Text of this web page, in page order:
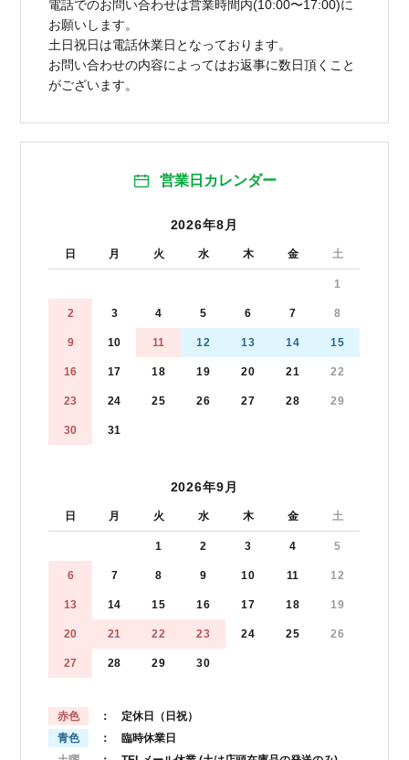
電話でのお問い合わせは営業時間内(10:00〜17:00)に
お願いします。
土日祝日は電話休業日となっております。
お問い合わせの内容によってはお返事に数日頂くこと
がございます。
営業日カレンダー
2026年8月
日 月 火 水 木 金 土
1
2 3 4 5 6 7 8
9 10 11 12 13 14 15
16 17 18 19 20 21 22
23 24 25 26 27 28 29
30 31
2026年9月
日 月 火 水 木 金 土
1 2 3 4 5
6 7 8 9 10 11 12
13 14 15 16 17 18 19
20 21 22 23 24 25 26
27 28 29 30
赤色
： 定休日（日祝）
青色
： 臨時休業日